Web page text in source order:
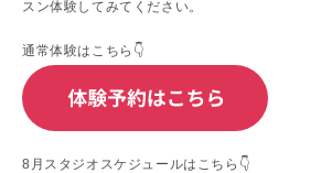
スン体験してみてください。
通常体験はこちら👇
8月スタジオスケジュールはこちら👇